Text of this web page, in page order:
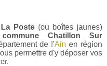
Poste(ou boîtes jaunes)
commune Chatillon Sur
de l'Ain en région
permettre d'y déposer vos